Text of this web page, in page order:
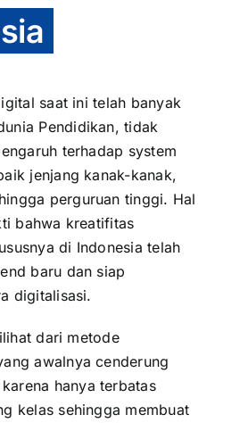
saat ini telah banyak
Pendidikan, tidak
terhadap system
jenjang kanak-kanak,
perguruan tinggi. Hal
bahwa kreatifitas
di Indonesia telah
baru dan siap
digitalisasi.
dari metode
awalnya cenderung
hanya terbatas
kelas sehingga membuat